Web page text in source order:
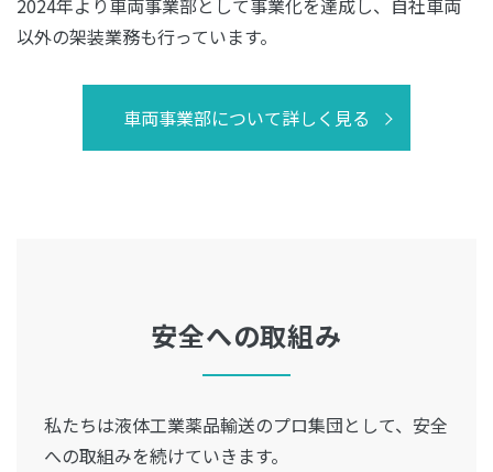
2024年より車両事業部として事業化を達成し、自社車両
以外の架装業務も行っています。
車両事業部について詳しく見る
安全への取組み
私たちは液体工業薬品輸送のプロ集団として、安全
への取組みを続けていきます。